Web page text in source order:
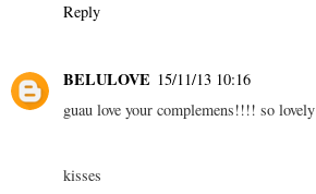
Reply
BELULOVE 15/11/13 10:16
guau love your complemens!!!! so lovely
kisses